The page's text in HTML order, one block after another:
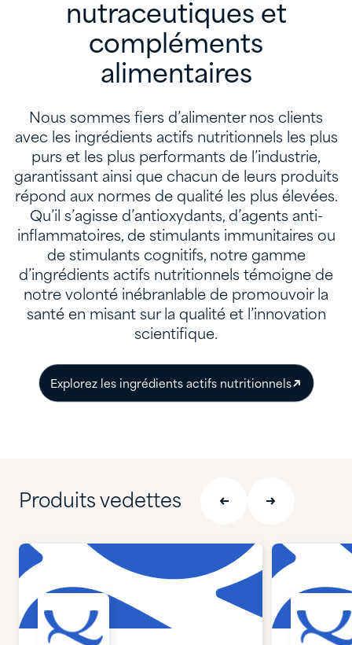
nutraceutiques et
compléments
alimentaires
Nous sommes fiers d’alimenter nos clients
avec les ingrédients actifs nutritionnels les plus
purs et les plus performants de l’industrie,
garantissant ainsi que chacun de leurs produits
répond aux normes de qualité les plus élevées.
Qu’il s’agisse d’antioxydants, d’agents anti-
inflammatoires, de stimulants immunitaires ou
de stimulants cognitifs, notre gamme
d’ingrédients actifs nutritionnels témoigne de
notre volonté inébranlable de promouvoir la
santé en misant sur la qualité et l’innovation
scientifique.
Explorez les ingrédients actifs nutritionnels
Produits vedettes